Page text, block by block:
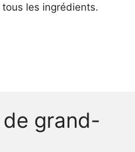
les ingrédients.
grand-